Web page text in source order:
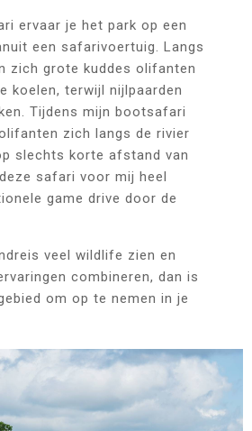
ervaar je het park op een
een safarivoertuig. Langs
zich grote kuddes olifanten
koelen, terwijl nijlpaarden
Tijdens mijn bootsafari
zich langs de rivier
slechts korte afstand van
safari voor mij heel
game drive door de
veel wildlife zien en
combineren, dan is
om op te nemen in je